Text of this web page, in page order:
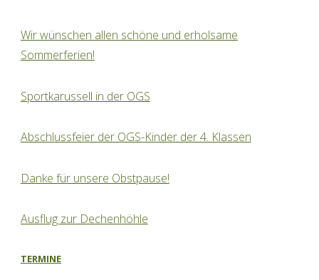
Wir wünschen allen schöne und erholsame
Sommerferien!
Sportkarussell in der OGS
Abschlussfeier der OGS-Kinder der 4. Klassen
Danke für unsere Obstpause!
Ausflug zur Dechenhöhle
TERMINE